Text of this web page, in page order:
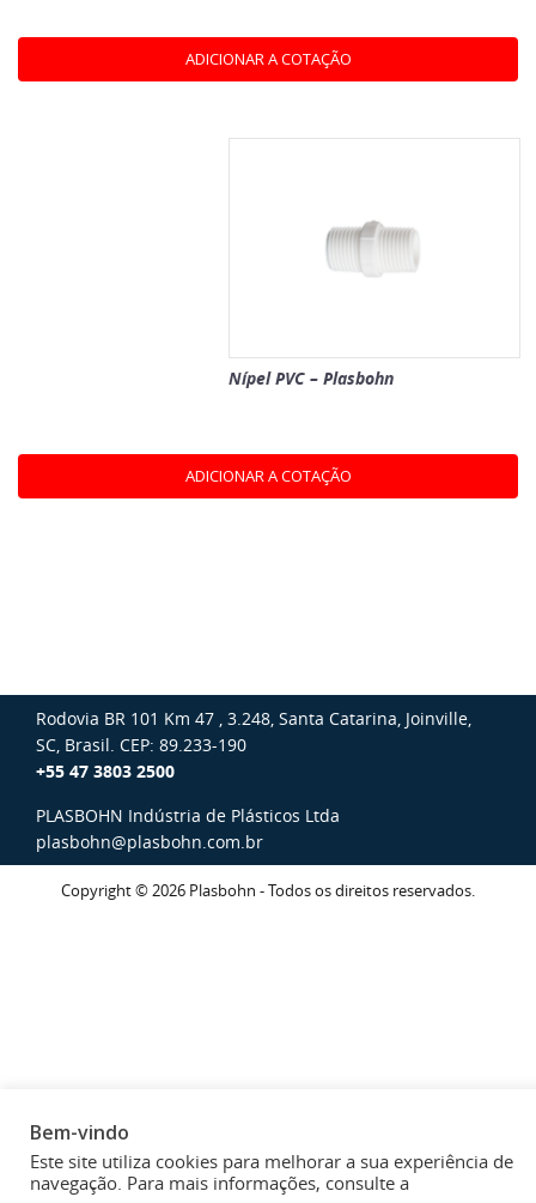
ADICIONAR A COTAÇÃO
Nípel PVC – Plasbohn
ADICIONAR A COTAÇÃO
Rodovia BR 101 Km 47 , 3.248, Santa Catarina, Joinville,
SC, Brasil. CEP: 89.233-190
+55 47 3803 2500
PLASBOHN Indústria de Plásticos Ltda
plasbohn@plasbohn.com.br
Copyright © 2026 Plasbohn - Todos os direitos reservados.
Bem-vindo
Este site utiliza cookies para melhorar a sua experiência de
navegação. Para mais informações, consulte a